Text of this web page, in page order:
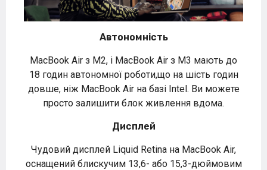
Автономність
MacBook Air з M2, і MacBook Air з M3 мають до
18 годин автономної роботи,що на шість годин
довше, ніж MacBook Air на базі Intel. Ви можете
просто залишити блок живлення вдома.
Дисплей
Чудовий дисплей Liquid Retina на MacBook Air,
оснащений блискучим 13,6- або 15,3-дюймовим